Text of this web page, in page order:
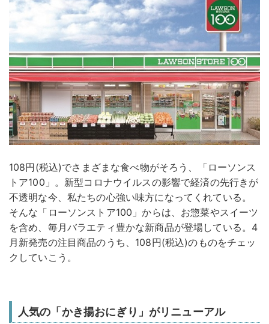
108円(税込)でさまざまな食べ物がそろう、「ローソンス
トア100」。新型コロナウイルスの影響で経済の先行きが
不透明な今、私たちの心強い味方になってくれている。
そんな「ローソンストア100」からは、お惣菜やスイーツ
を含め、毎月バラエティ豊かな新商品が登場している。4
月新発売の注目商品のうち、108円(税込)のものをチェッ
クしていこう。
人気の「かき揚おにぎり」がリニューアル